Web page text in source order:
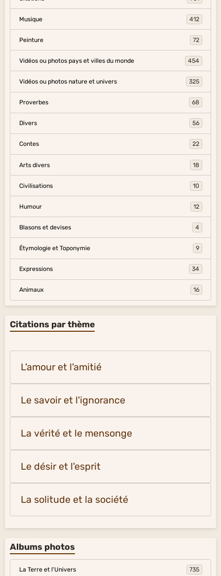
Musique 412
Peinture 72
Vidéos ou photos pays et villes du monde 454
Vidéos ou photos nature et univers 325
Proverbes 68
Divers 56
Contes 22
Arts divers 18
Civilisations 10
Humour 12
Blasons et devises 4
Étymologie et Toponymie 9
Expressions 34
Animaux 16
Citations par thème
L'amour et l'amitié
Le savoir et l'ignorance
La vérité et le mensonge
Le désir et l'esprit
La solitude et la société
Albums photos
La Terre et l'Univers 735